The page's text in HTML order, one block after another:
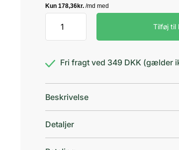
Compact
Pro.
antal
Tilføj til
Fri fragt ved 349 DKK (gælder
Beskrivelse
Detaljer